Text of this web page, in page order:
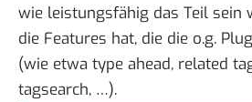
wie leistungsfähig das Teil sein
die Features hat, die die o.g.
(wie etwa type ahead, related
tagsearch, …).